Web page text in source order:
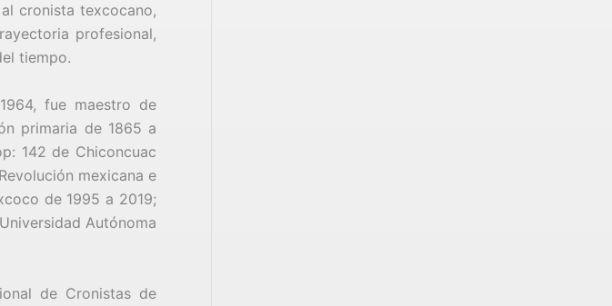
cronista texcocano,
profesional,
tiempo.
fue maestro de
primaria de 1865 a
142 de Chiconcuac
mexicana e
de 1995 a 2019;
Autónoma
de Cronistas de